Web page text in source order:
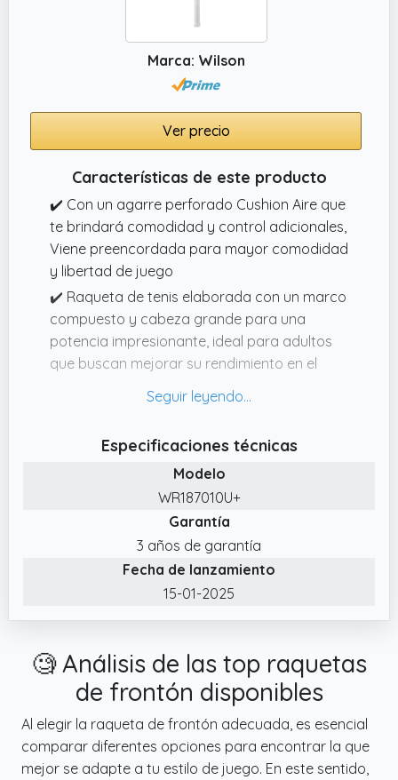
Marca: Wilson
Ver precio
Características de este producto
✔️ Con un agarre perforado Cushion Aire que
te brindará comodidad y control adicionales,
Viene preencordada para mayor comodidad
y libertad de juego
✔️ Raqueta de tenis elaborada con un marco
compuesto y cabeza grande para una
potencia impresionante, ideal para adultos
que buscan mejorar su rendimiento en el
mejor control, ayudándote a jugar mejor y
✔️ La Tecnología Beam te permite golpear
tiros con mayor precisión y firmeza,
Experimenta estabilidad y consistencia en
cada golpe.
✔️ Contenido: 1 x Raqueta de Tenis Wilson
Allure, Color: Rosa/Azul, Talla: 1
Especificaciones técnicas
Modelo
WR187010U+
Garantía
3 años de garantía
Fecha de lanzamiento
15-01-2025
🧐 Análisis de las top raquetas
de frontón disponibles
Al elegir la raqueta de frontón adecuada, es esencial
comparar diferentes opciones para encontrar la que
mejor se adapte a tu estilo de juego. En este sentido,